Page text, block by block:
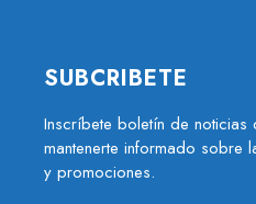
SUBCRIBETE
Inscríbete boletín de noticias
mantenerte informado sobre
y promociones.